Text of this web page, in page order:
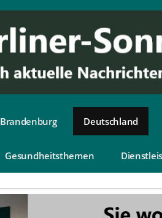
Brandenburg Deutschland
Gesundheitsthemen